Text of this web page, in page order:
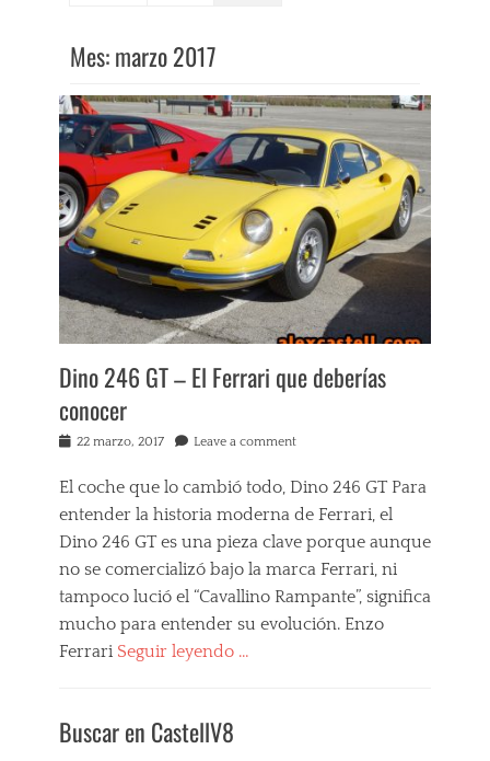
Mes:marzo 2017
Dino 246 GT – El Ferrari que deberías
conocer
Posted22 marzo, 2017 Leave a comment
El coche que lo cambió todo, Dino 246 GT Para
entender la historia moderna de Ferrari, el
Dino 246 GT es una pieza clave porque aunque
no se comercializó bajo la marca Ferrari, ni
tampoco lució el “Cavallino Rampante”, significa
mucho para entender su evolución. Enzo
Ferrari Seguir leyendo …
iBuscar en CastellV8